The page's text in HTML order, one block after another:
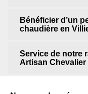
Bénéficier d’un
chaudière en
Service de notre
Artisan Chevalier